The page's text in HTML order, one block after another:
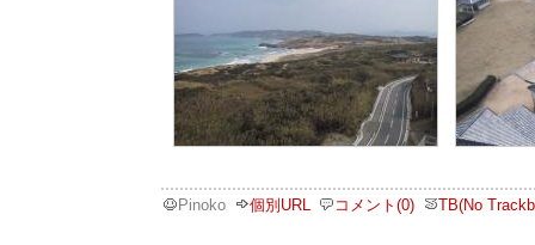
Pinoko 個別URL コメント(0) TB(No